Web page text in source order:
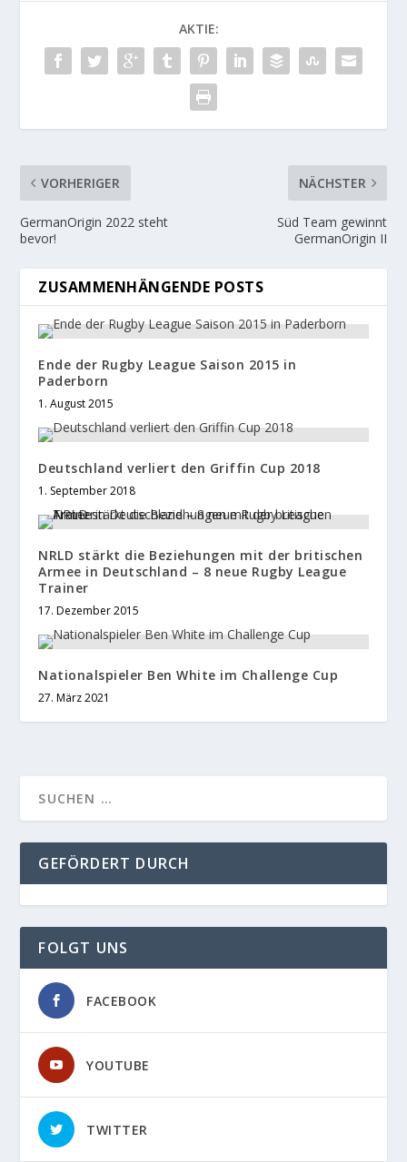
AKTIE:
VORHERIGER
GermanOrigin 2022 steht
bevor!
NÄCHSTER
Süd Team gewinnt
GermanOrigin II
ZUSAMMENHÄNGENDE POSTS
Ende der Rugby League Saison 2015 in
Paderborn
1. August 2015
Deutschland verliert den Griffin Cup 2018
1. September 2018
NRLD stärkt die Beziehungen mit der britischen
Armee in Deutschland – 8 neue Rugby League
Trainer
17. Dezember 2015
Nationalspieler Ben White im Challenge Cup
27. März 2021
GEFÖRDERT DURCH
FOLGT UNS
FACEBOOK
YOUTUBE
TWITTER